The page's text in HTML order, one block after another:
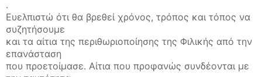
.
Ευελπιστώ ότι θα βρεθεί χρόνος, τρόπος και τόπος να
συζητήσουμε
και τα αίτια της περιθωριοποίησης της Φιλικής από την
επανάσταση
που προετοίμασε. Αίτια που προφανώς συνδέονται με